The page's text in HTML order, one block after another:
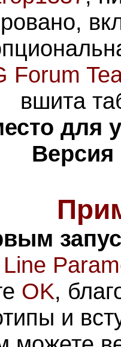
Forum
вшита
для
OK,
и